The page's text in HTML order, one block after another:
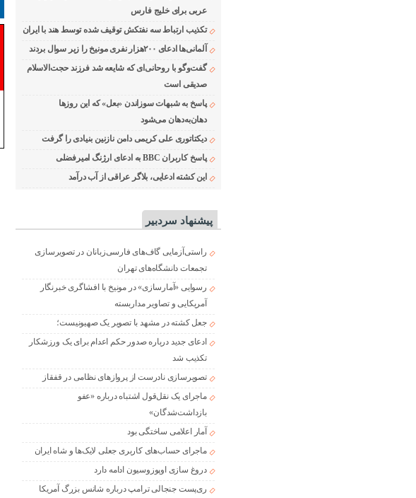
عربی برای خلیج فارس
تکذیب ارتباط سه نفتکش توقیف شده توسط هند با ایران
آلمانی‌ها ادعای ۲۰۰هزار نفری مونیخ را زیر سوال بردند
گفت‌وگو با روحانی‌ای که شایعه شد فرزند حجت‌الاسلام
صدیقی است
پاسخ به شبهات سوزاندن «بعل» که این روزها
دهان‌به‌دهان می‌شود
دیکتاتوری علی کریمی دامن نازنین بنیادی را گرفت
پاسخ کاربران BBC به ادعای ارژنگ امیرفضلی
این کشته ادعایی، بلاگر عراقی از آب درآمد
پیشنهاد سردبیر
راستی‌آزمایی گاف‌های فارسی‌زبانان در تصویرسازی
تجمعات دانشگاه‌های تهران
رسوایی «آمارسازی» در مونیخ با افشاگری خبرنگار
آمریکایی و تصاویر مداربسته
جعل کشته در مشهد با تصویر یک صهیونیست؛
ادعای جدید درباره صدور حکم اعدام برای یک ورزشکار
تکذیب شد
تصویرسازی نادرست از پروازهای نظامی در قفقاز
ماجرای یک نقل‌قول اشتباه درباره «عفو
بازداشت‌شدگان»
آمار اعلامی ساختگی بود
ماجرای حساب‌های کاربری جعلی لایک‌ها و شاه ایران
دروغ سازی اوپوزوسیون ادامه دارد
ری‌پست جنجالی ترامپ درباره شانس بزرگ آمریکا